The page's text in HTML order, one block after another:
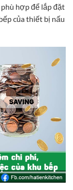
hợp để lắp đặt
của thiết bị nấu